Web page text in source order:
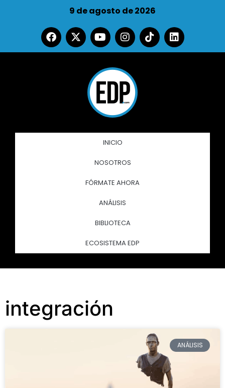
9 de agosto de 2026
INICIO
NOSOTROS
FÓRMATE AHORA
ANÁLISIS
BIBLIOTECA
ECOSISTEMA EDP
integración
ANÁLISIS